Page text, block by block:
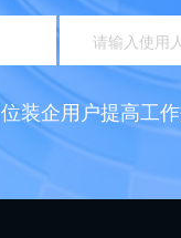
装企用户提高工